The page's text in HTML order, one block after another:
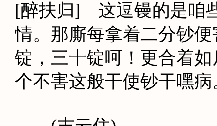
[醉扶归] 这逗镘的是咱
情。那廝每拿着二分钞
锭，三十锭呵！更合着
个不害这般干使钞干嘿病